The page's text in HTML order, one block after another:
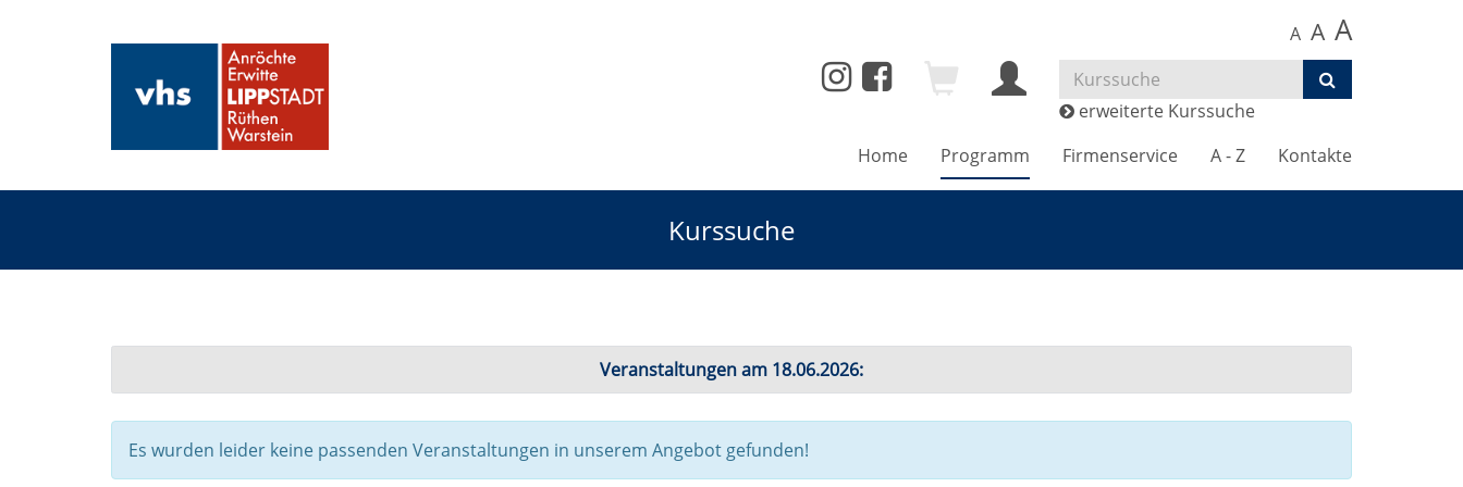
A A A
erweiterte Kurssuche
Home
Programm Firmenservice A - Z Kontakte
Kurssuche
Veranstaltungen am 18.06.2026:
Es wurden leider keine passenden Veranstaltungen in unserem Angebot gefunden!